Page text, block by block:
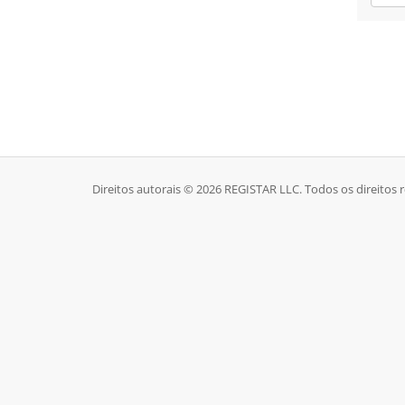
Direitos autorais © 2026 REGISTAR LLC. Todos os direitos